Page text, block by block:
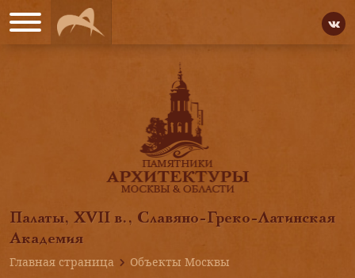
Палаты, XVII в., Славяно-Греко-Латинская
Академия
Главная страница
Объекты Москвы